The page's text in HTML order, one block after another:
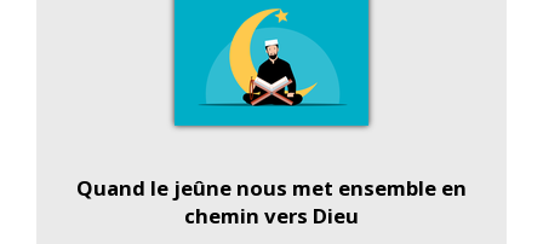
Quand le jeûne nous met ensemble en
chemin vers Dieu